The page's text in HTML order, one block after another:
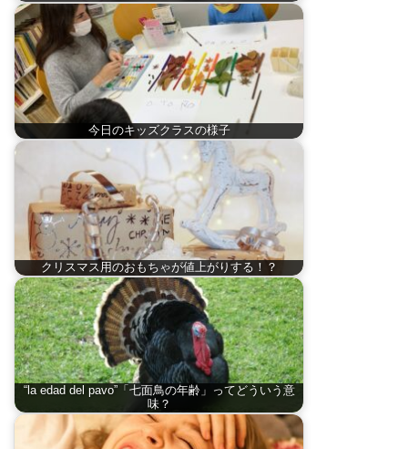
今日のキッズクラスの様子
クリスマス用のおもちゃが値上がりする！？
“la edad del pavo”「七面鳥の年齢」ってどういう意
味？